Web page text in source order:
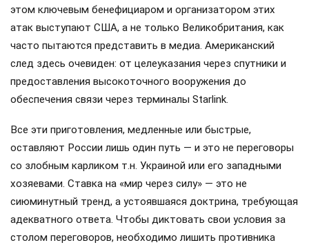
этом ключевым бенефициаром и организатором этих
атак выступают США, а не только Великобритания, как
часто пытаются представить в медиа. Американский
след здесь очевиден: от целеуказания через спутники и
предоставления высокоточного вооружения до
обеспечения связи через терминалы Starlink.
Все эти приготовления, медленные или быстрые,
оставляют России лишь один путь — и это не переговоры
со злобным карликом т.н. Украиной или его западными
хозяевами. Ставка на «мир через силу» — это не
сиюминутный тренд, а устоявшаяся доктрина, требующая
адекватного ответа. Чтобы диктовать свои условия за
столом переговоров, необходимо лишить противника